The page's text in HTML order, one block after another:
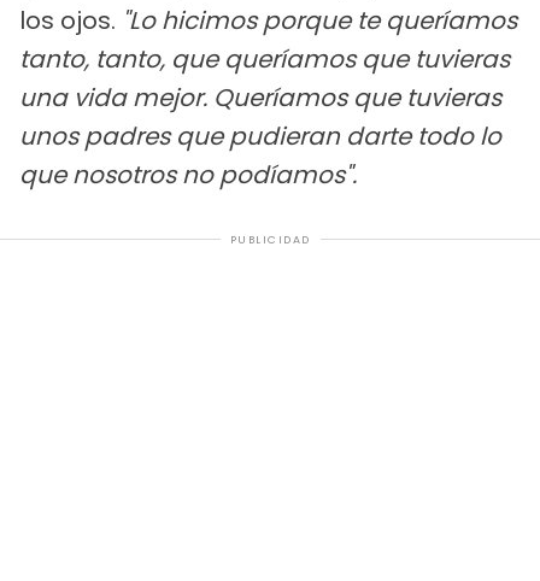
los ojos. "Lo hicimos porque te queríamos
tanto, tanto, que queríamos que tuvieras
una vida mejor. Queríamos que tuvieras
unos padres que pudieran darte todo lo
que nosotros no podíamos".
PUBLICIDAD